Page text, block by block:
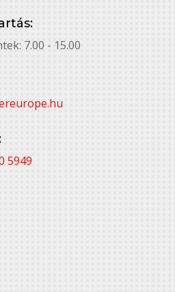
7.00 - 15.00
5949